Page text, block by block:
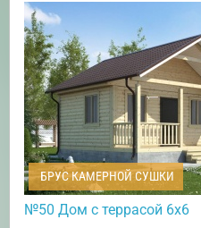
БРУС КАМЕРНОЙ СУШКИ
№50 Дом с террасой 6х6